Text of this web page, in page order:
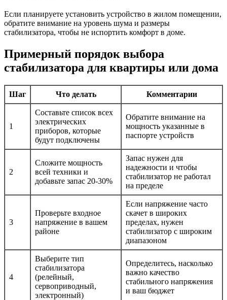
Если планируете установить устройство в жилом помещении,
обратите внимание на уровень шума и размеры
стабилизатора, чтобы не испортить комфорт в доме.
Примерный порядок выбора
стабилизатора для квартиры или дома
Шаг Что делать Комментарии
1
Составьте список всех
электрических
приборов, которые
будут подключены
Обратите внимание на
мощность указанные в
паспорте устройств
2
Сложите мощность
всей техники и
добавьте запас 20-30%
Запас нужен для
надежности и чтобы
стабилизатор не работал
на пределе
3
Проверьте входное
напряжение в вашем
районе
Если напряжение часто
скачет в широких
пределах, нужен
стабилизатор с широким
диапазоном
4
Выберите тип
стабилизатора
(релейный,
сервоприводный,
электронный)
Определитесь, насколько
важно качество
стабильного напряжения
и ваш бюджет